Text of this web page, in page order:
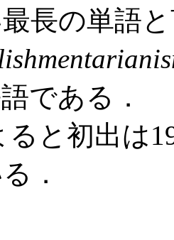
長の単語
である．
ると初出は
．